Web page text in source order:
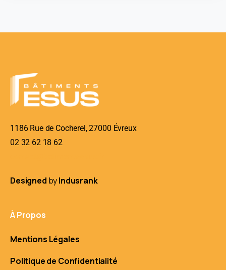
1186 Rue de Cocherel, 27000 Évreux
02 32 62 18 62
Designed byIndusrank
À Propos
Mentions Légales
Politique de Confidentialité